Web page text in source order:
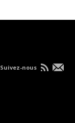
Suivez-nous